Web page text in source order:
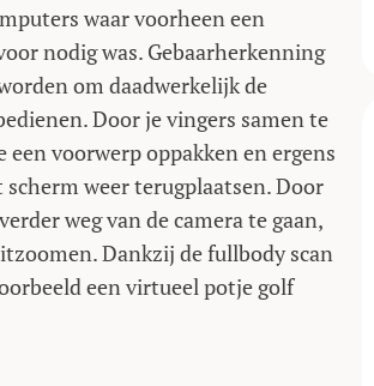
waar voorheen een
nodig was. Gebaarherkenning
om daadwerkelijk de
Door je vingers samen te
een voorwerp oppakken en ergens
scherm weer terugplaatsen. Door
weg van de camera te gaan,
Dankzij de fullbody scan
een virtueel potje golf